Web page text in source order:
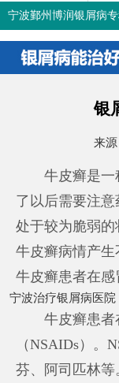
宁波鄞州博润银屑病
银
来源
牛皮癣是一
了以后需要注
处于较为脆弱
牛皮癣病情产
牛皮癣患者在感
宁波治疗银屑病医院
牛皮癣患者
（NSAIDs）。
芬、阿司匹林